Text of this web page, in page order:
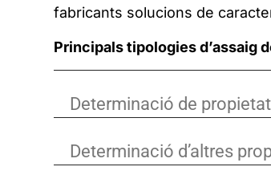
fabricants solucions de
Principals tipologies d’assaig
Determinació de
Determinació d’altres